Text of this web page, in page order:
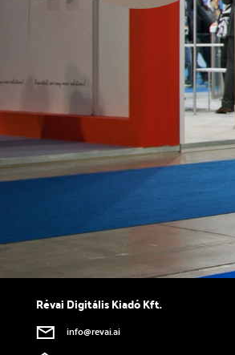
Révai Digitális Kiadó Kft.
info@revai.ai